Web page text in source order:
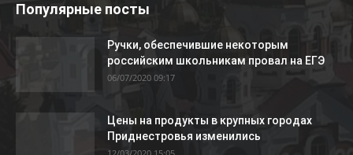
Популярные посты
Ручки, обеспечившие некоторым
российским школьникам провал на ЕГЭ
06/07/2020 09:17
Цены на продукты в крупных городах
Приднестровья изменились